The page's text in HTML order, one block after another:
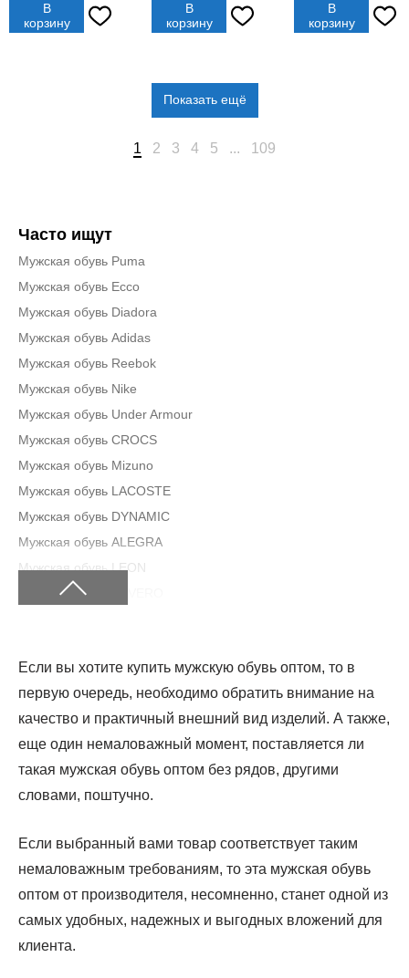
В
корзину
В
корзину
В
корзину
Показать ещё
1 2 3 4 5 ... 109
Часто ищут
Мужская обувь Puma
Мужская обувь Ecco
Мужская обувь Diadora
Мужская обувь Adidas
Мужская обувь Reebok
Мужская обувь Nike
Мужская обувь Under Armour
Мужская обувь CROCS
Мужская обувь Mizuno
Мужская обувь LACOSTE
Мужская обувь DYNAMIC
Мужская обувь ALEGRA
Мужская обувь LEON
Мужская обувь SEVERO
Мужская обувь Riveri by Ralf Ringer
Мужская обувь RALF RINGER
Мужская обувь The North Face
Мужская обувь Asics
Мужская обувь Salomon
Мужская обувь HEAD
Мужская обувь SAUCONY
Мужская обувь ANKA
Мужская обувь ELSA
Мужская обувь Quiksilver
Мужская обувь Peak
Если вы хотите купить мужскую обувь оптом, то в
первую очередь, необходимо обратить внимание на
качество и практичный внешний вид изделий. А также,
еще один немаловажный момент, поставляется ли
такая мужская обувь оптом без рядов, другими
словами, поштучно.
Если выбранный вами товар соответствует таким
немаловажным требованиям, то эта мужская обувь
оптом от производителя, несомненно, станет одной из
самых удобных, надежных и выгодных вложений для
клиента.